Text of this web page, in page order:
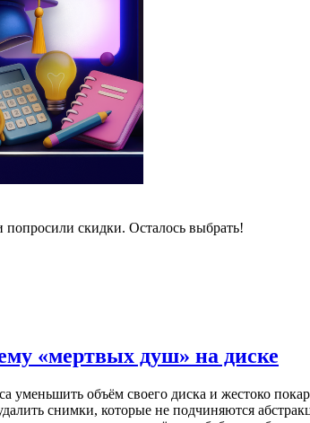
скидки. Осталось выбрать!
«мертвых душ» на диске
объём своего диска и жестоко
снимки, которые не подчиняются